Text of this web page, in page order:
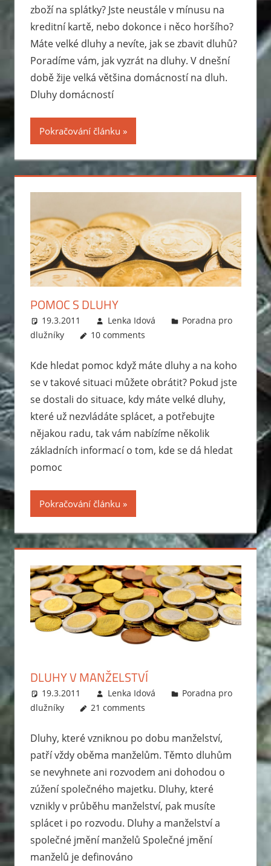
zboží na splátky? Jste neustále v mínusu na
kreditní kartě, nebo dokonce i něco horšího?
Máte velké dluhy a nevíte, jak se zbavit dluhů?
Poradíme vám, jak vyzrát na dluhy. V dnešní
době žije velká většina domácností na dluh.
Dluhy domácností
Pokračování článku
POMOC S DLUHY
19.3.2011 Lenka Idová
Poradna pro
dlužníky
10 comments
Kde hledat pomoc když máte dluhy a na koho
se v takové situaci můžete obrátit? Pokud jste
se dostali do situace, kdy máte velké dluhy,
které už nezvládáte splácet, a potřebujte
nějakou radu, tak vám nabízíme několik
základních informací o tom, kde se dá hledat
pomoc
Pokračování článku
DLUHY V MANŽELSTVÍ
19.3.2011 Lenka Idová
Poradna pro
dlužníky
21 comments
Dluhy, které vzniknou po dobu manželství,
patří vždy oběma manželům. Těmto dluhům
se nevyhnete ani rozvodem ani dohodou o
zúžení společného majetku. Dluhy, které
vznikly v průběhu manželství, pak musíte
splácet i po rozvodu. Dluhy a manželství a
společné jmění manželů Společné jmění
manželů je definováno